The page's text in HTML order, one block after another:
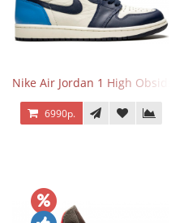
Nike Air Jordan 1 High
6990р.